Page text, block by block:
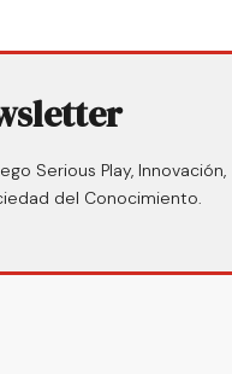
Serious Play, Innovación,
del Conocimiento.